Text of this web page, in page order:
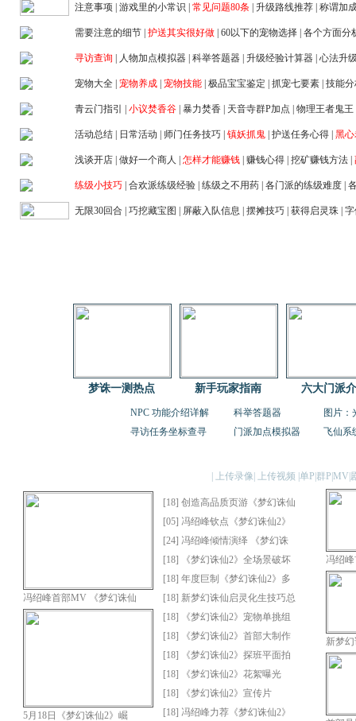
注意事项 |游戏里的小常识 |常见问题80条 |升级路线推荐 |称谓加
需要注意的细节 |护送其实很好做 |60以下的宠物选择 |各个方面分
寻访查询 人物加点模拟器 |科举答题器 |升级经验计算器 |心法升
宠物大全 |宠物养成 |宠物技能 |极品宝宝鉴定 |抓宠七要素 |技能
青云门指引 |小议焚香谷 |暴力焚香 天音寺群P加点 |物理王者鬼王
活动总结 日常活动 师门任务技巧 |镇妖抓鬼 |护送任务心得 |黑
浅谈开店 |做好一个商人 |怎样才能赚钱 |赚钱心得 |挖矿赚钱方法 |
练级小技巧 |合欢派练级经验 |练级之不用药 |各门派的练级难度 |
无限30回合 |巧挖藏宝图 屏蔽入队信息 |摆摊技巧 |获得启灵珠 |
梦诛一测热点 新手玩家指南 六大门派
NPC 功能介绍详解 科举答题器
图片：
寻访任务坐标查寻
门派加点模拟器 飞仙系